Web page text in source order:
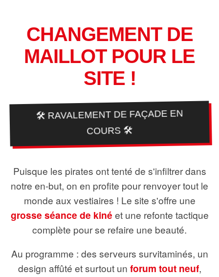
CHANGEMENT DE
MAILLOT POUR LE
SITE !
🛠️ RAVALEMENT DE FAÇADE EN
COURS 🛠️
Puisque les pirates ont tenté de s'infiltrer dans
notre en-but, on en profite pour renvoyer tout le
monde aux vestiaires ! Le site s'offre une
grosse séance de kiné et une refonte tactique
complète pour se refaire une beauté.
Au programme : des serveurs survitaminés, un
design affûté et surtout un forum tout neuf,